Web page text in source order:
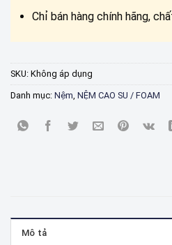
Chỉ bán hàng chính hãng,
SKU: Không áp dụng
Danh mục: Nệm NỆM CAO SU / FOAM
Mô tả